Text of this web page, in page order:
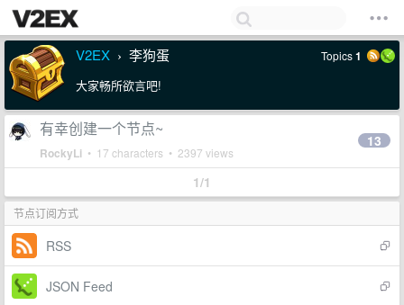
V2EX › 李狗蛋 Topics1
大家畅所欲言吧!
有幸创建一个节点~
RockyLi • 17 characters • 2397 views
13
1/1
节点订阅方式
RSS
JSON Feed